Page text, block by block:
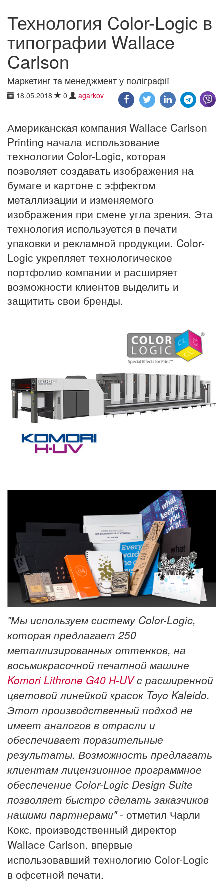
Технология Color-Logic в
типографии Wallace
Carlson
Маркетинг та менеджмент у поліграфії
18.05.2018 0 agarkov
Американская компания Wallace Carlson
Printing начала использование
технологии Color-Logic, которая
позволяет создавать изображения на
бумаге и картоне с эффектом
металлизации и изменяемого
изображения при смене угла зрения. Эта
технология используется в печати
упаковки и рекламной продукции. Color-
Logic укрепляет технологическое
портфолио компании и расширяет
возможности клиентов выделить и
защитить свои бренды.
"Мы используем систему Color-Logic,
которая предлагает 250
металлизированных оттенков, на
восьмикрасочной печатной машине
Komori Lithrone G40 H-UVс расширенной
цветовой линейкой красок Toyo Kaleido.
Этот производственный подход не
имеет аналогов в отрасли и
обеспечивает поразительные
результаты. Возможность предлагать
клиентам лицензионное программное
обеспечение Color-Logic Design Suite
позволяет быстро сделать заказчиков
нашими партнерами"- отметил Чарли
Кокс, производственный директор
Wallace Carlson, впервые
использовавший технологию Color-Logic
в офсетной печати.